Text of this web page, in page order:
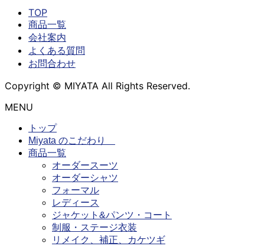
TOP
商品一覧
会社案内
よくある質問
お問合わせ
Copyright © MIYATA All Rights Reserved.
MENU
トップ
Miyata のこだわり
商品一覧
オーダースーツ
オーダーシャツ
フォーマル
レディース
ジャケット&パンツ・コート
制服・ステージ衣装
リメイク、補正、カケツギ